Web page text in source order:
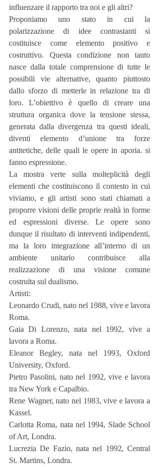
influenzare il rapporto tra noi e gli altri?
Proponiamo uno stato in cui la
polarizzazione di idee contrastanti si
costituisce come elemento positivo e
costruttivo. Questa condizione non tanto
nasce dalla totale comprensione di tutte le
possibili vie alternative, quanto piuttosto
dallo sforzo di metterle in relazione tra di
loro. L’obiettivo è quello di creare una
struttura organica dove la tensione stessa,
generata dalla divergenza tra questi ideali,
diventi elemento d’unione tra forze
antitetiche, delle quali le opere in aporia. si
fanno espressione.
La mostra verte sulla molteplicità degli
elementi che costituiscono il contesto in cui
viviamo, e gli artisti sono stati chiamati a
proporre visioni delle proprie realtà in forme
ed espressioni diverse. Le opere sono
dunque il risultato di interventi indipendenti,
ma la loro integrazione all’interno di un
ambiente unitario contribuisce alla
realizzazione di una visione comune
costruita sul dualismo.
Artisti:
Leonardo Crudi, nato nel 1988, vive e lavora
Roma.
Gaia Di Lorenzo, nata nel 1992, vive a
lavora a Roma.
Eleanor Begley, nata nel 1993, Oxford
University, Oxford.
Pietro Pasolini, nato nel 1992, vive e lavora
tra New York e Capalbio.
Rene Wagner, nato nel 1983, vive e lavora a
Kassel.
Carlotta Roma, nata nel 1994, Slade School
of Art, Londra.
Lucrezia De Fazio, nata nel 1992, Central
St. Martins, Londra.